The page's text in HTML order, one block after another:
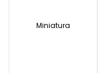
Miniatura